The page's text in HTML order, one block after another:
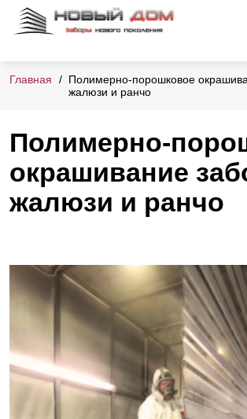
Главная
Полимерно-порошковое
жалюзи и ранчо
Полимерно-
окрашивание
жалюзи и ранчо